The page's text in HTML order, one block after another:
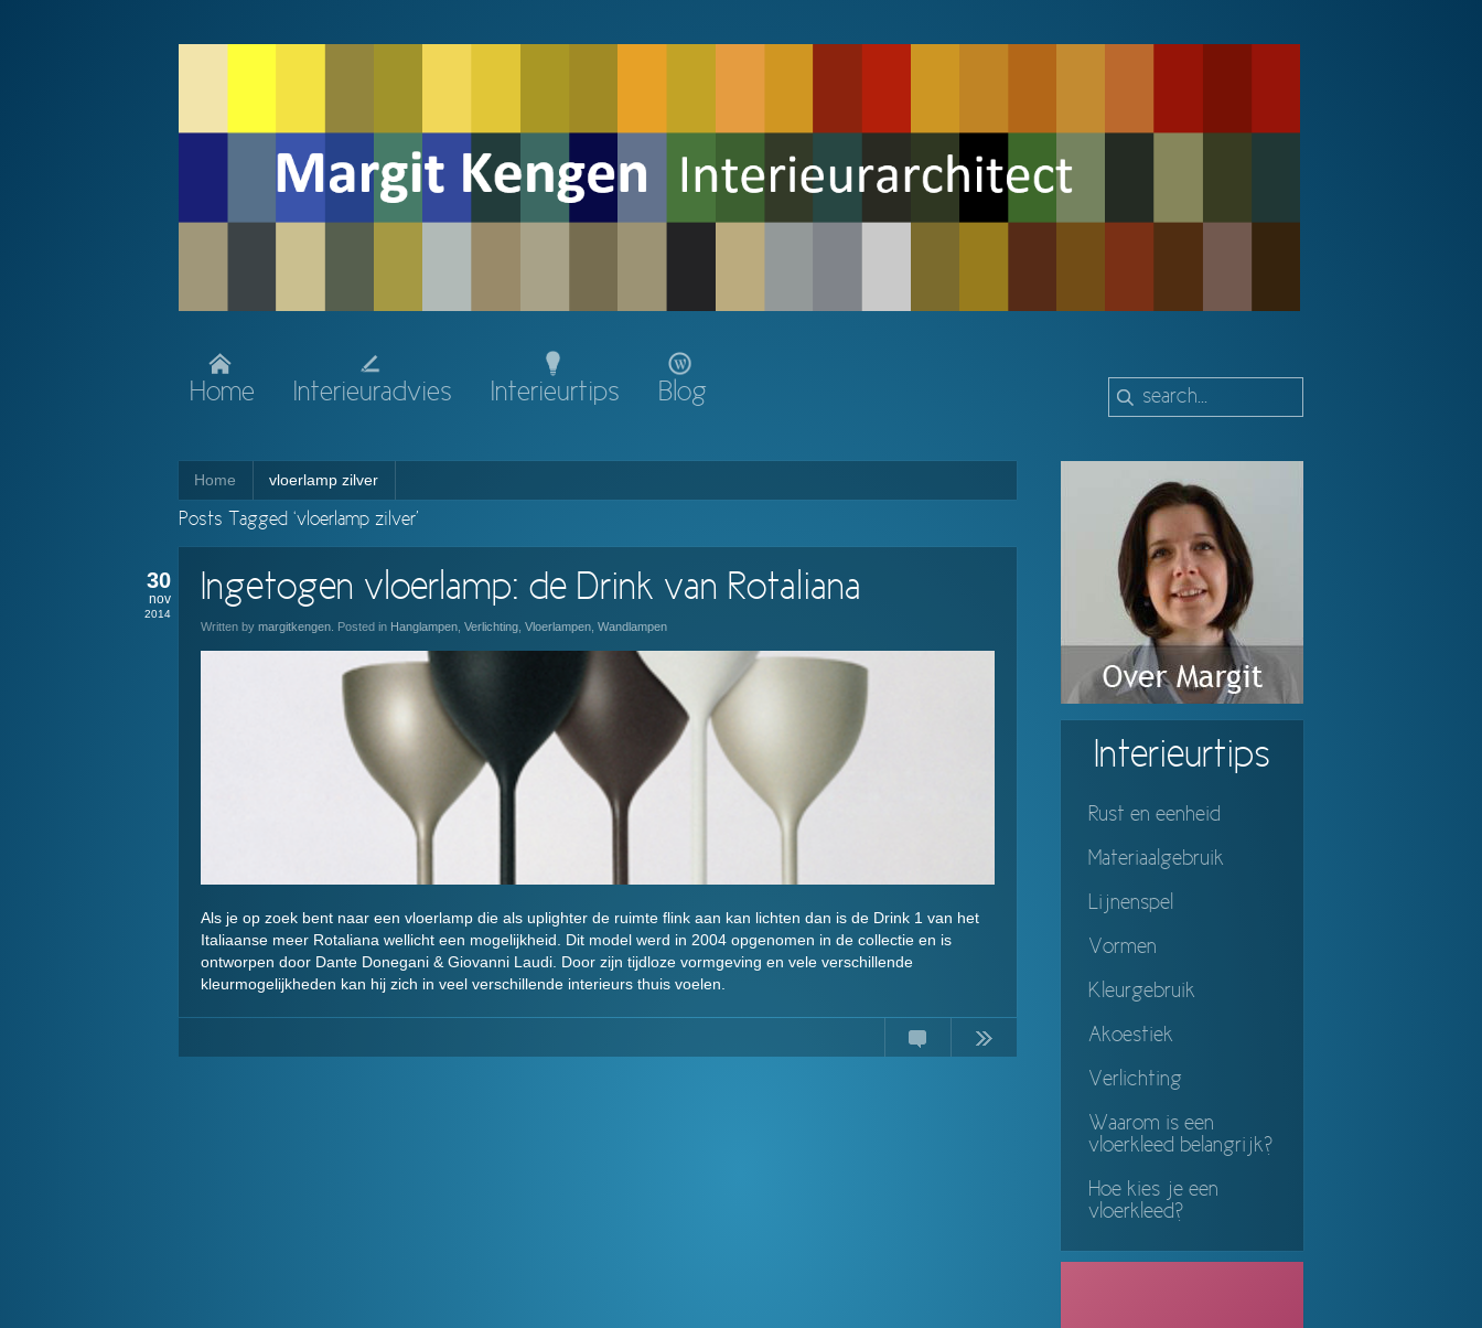
Home Interieuradvies Interieurtips Blog
Home vloerlamp zilver
Posts Tagged ‘vloerlamp zilver’
30
nov
2014
Ingetogen vloerlamp: de Drink van Rotaliana
Written by margitkengen . Posted in Hanglampen Verlichting Vloerlampen Wandlampen
Als je op zoek bent naar een vloerlamp die als uplighter de ruimte flink aan kan lichten dan is de Drink 1 van het
Italiaanse meer Rotaliana wellicht een mogelijkheid. Dit model werd in 2004 opgenomen in de collectie en is
ontworpen door Dante Donegani & Giovanni Laudi. Door zijn tijdloze vormgeving en vele verschillende
kleurmogelijkheden kan hij zich in veel verschillende interieurs thuis voelen.
Continue
Interieurtips
Rust en eenheid
Materiaalgebruik
Lijnenspel
Vormen
Kleurgebruik
Akoestiek
Verlichting
Waarom is een
vloerkleed belangrijk?
Hoe kies je een
vloerkleed?